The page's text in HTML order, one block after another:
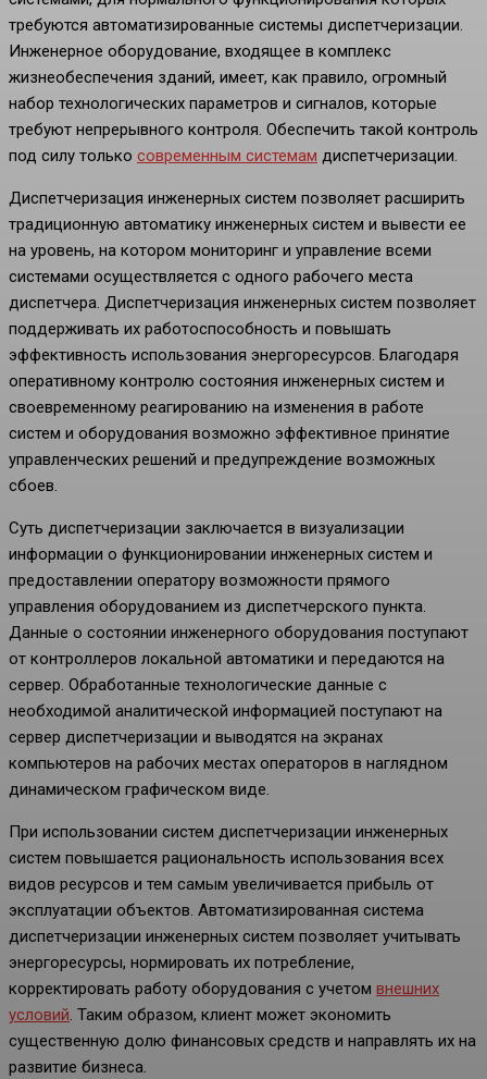
требуются автоматизированные системы диспетчеризации.
Инженерное оборудование, входящее в комплекс
жизнеобеспечения зданий, имеет, как правило, огромный
набор технологических параметров и сигналов, которые
требуют непрерывного контроля. Обеспечить такой контроль
под силу только современным системам диспетчеризации.
Диспетчеризация инженерных систем позволяет расширить
традиционную автоматику инженерных систем и вывести ее
на уровень, на котором мониторинг и управление всеми
системами осуществляется с одного рабочего места
диспетчера. Диспетчеризация инженерных систем позволяет
поддерживать их работоспособность и повышать
эффективность использования энергоресурсов. Благодаря
оперативному контролю состояния инженерных систем и
своевременному реагированию на изменения в работе
систем и оборудования возможно эффективное принятие
управленческих решений и предупреждение возможных
сбоев.
Суть диспетчеризации заключается в визуализации
информации о функционировании инженерных систем и
предоставлении оператору возможности прямого
управления оборудованием из диспетчерского пункта.
Данные о состоянии инженерного оборудования поступают
от контроллеров локальной автоматики и передаются на
сервер. Обработанные технологические данные с
необходимой аналитической информацией поступают на
сервер диспетчеризации и выводятся на экранах
компьютеров на рабочих местах операторов в наглядном
динамическом графическом виде.
При использовании систем диспетчеризации инженерных
систем повышается рациональность использования всех
видов ресурсов и тем самым увеличивается прибыль от
эксплуатации объектов. Автоматизированная система
диспетчеризации инженерных систем позволяет учитывать
энергоресурсы, нормировать их потребление,
корректировать работу оборудования с учетом внешних
условий. Таким образом, клиент может экономить
существенную долю финансовых средств и направлять их на
развитие бизнеса.